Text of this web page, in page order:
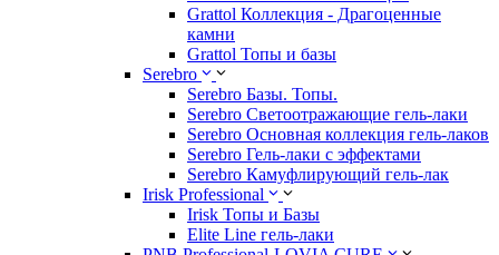
Grattol Коллекция - Драгоценные
камни
Grattol Топы и базы
Serebro
Serebro Базы. Топы.
Serebro Светоотражающие гель-лаки
Serebro Основная коллекция гель-лаков
Serebro Гель-лаки с эффектами
Serebro Камуфлирующий гель-лак
Irisk Professional
Irisk Топы и Базы
Elite Line гель-лаки